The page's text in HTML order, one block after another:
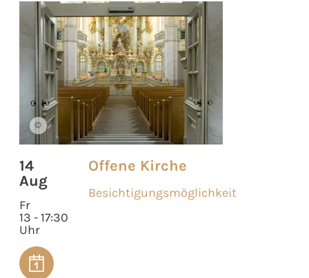
©
14
Aug
Fr
13 - 17:30
Uhr
Offene Kirche
Besichtigungsmöglichkeit